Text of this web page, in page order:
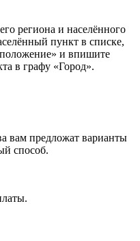
региона и населённого
пункт в списке,
и впишите
в графу «Город».
вам предложат варианты
способ.